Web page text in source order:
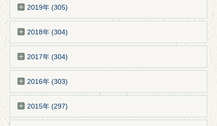
2019年 (305)
2018年 (304)
2017年 (304)
2016年 (303)
2015年 (297)